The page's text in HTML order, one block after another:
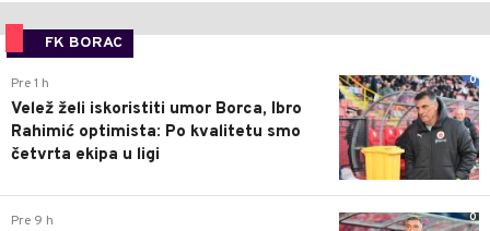
FK BORAC
0
Pre 1 h
Velež želi iskoristiti umor Borca, Ibro
Rahimić optimista: Po kvalitetu smo
četvrta ekipa u ligi
0
Pre 9 h